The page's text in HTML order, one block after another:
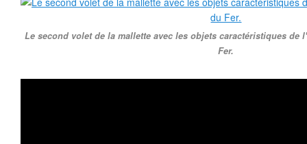
Le second volet de la mallette avec les objets caractéristiques de
Fer.